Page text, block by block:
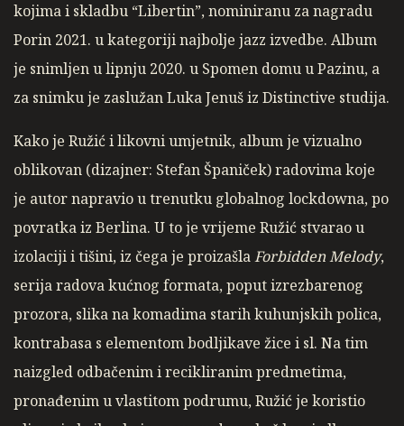
kojima i skladbu “Libertin”, nominiranu za nagradu
Porin 2021. u kategoriji najbolje jazz izvedbe. Album
je snimljen u lipnju 2020. u Spomen domu u Pazinu, a
za snimku je zaslužan Luka Jenuš iz Distinctive studija.
Kako je Ružić i likovni umjetnik, album je vizualno
oblikovan (dizajner: Stefan Španiček) radovima koje
je autor napravio u trenutku globalnog lockdowna, po
povratka iz Berlina. U to je vrijeme Ružić stvarao u
izolaciji i tišini, iz čega je proizašlaForbidden Melody,
serija radova kućnog formata, poput izrezbarenog
prozora, slika na komadima starih kuhunjskih polica,
kontrabasa s elementom bodljikave žice i sl. Na tim
naizgled odbačenim i recikliranim predmetima,
pronađenim u vlastitom podrumu, Ružić je koristio